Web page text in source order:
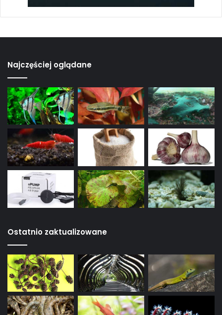
Dodaj do koszyka
Zróżnicowanie taksonomiczne ryb
piękniczkopodobnych (Poecilioidea)
2,46zł
Dodaj do koszyka
Mieczyk Hellera – Xiphophorus helleri
Dodaj do koszyka
Najczęściej oglądane
Ostatnio zaktualizowane